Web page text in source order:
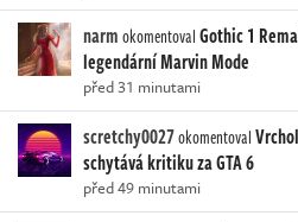
narmokomentovalGothic 1
legendární Marvin Mode
před 31 minutami
scretchy0027okomentoval
schytává kritiku za GTA 6
před 49 minutami